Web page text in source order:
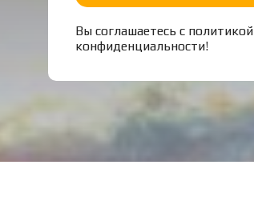
Вы соглашаетесь с политикой
конфиденциальности!